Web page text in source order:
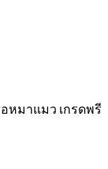
หมาแมว เกรดพรี